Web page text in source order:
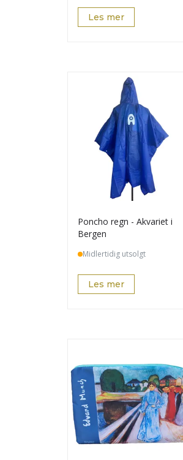
Les mer
Poncho regn - Akvariet i
Bergen
Midlertidig utsolgt
Les mer